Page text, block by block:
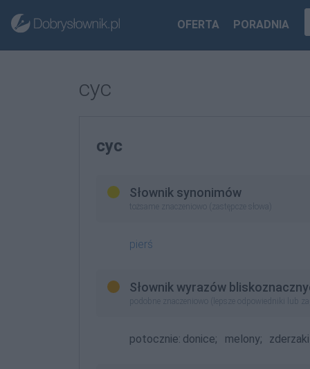
OFERTA PORADNIA
cyc
cyc
Słownik synonimów
tożsame znaczeniowo (zastępcze słowa)
pierś
Słownik wyrazów
podobne znaczeniowo (lepsze odpowiedniki lub
potocznie: donice; melony; zderzaki